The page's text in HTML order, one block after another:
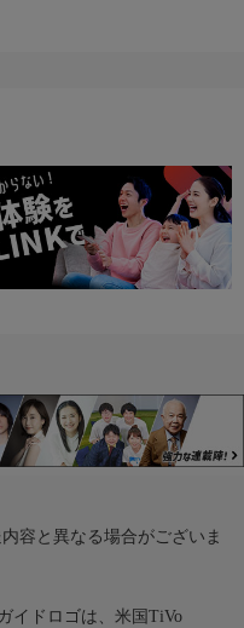
容と異なる場合がございま
イドロゴは、米国TiVo